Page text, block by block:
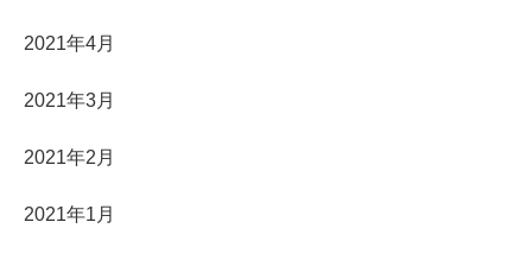
2021年4月
2021年3月
2021年2月
2021年1月